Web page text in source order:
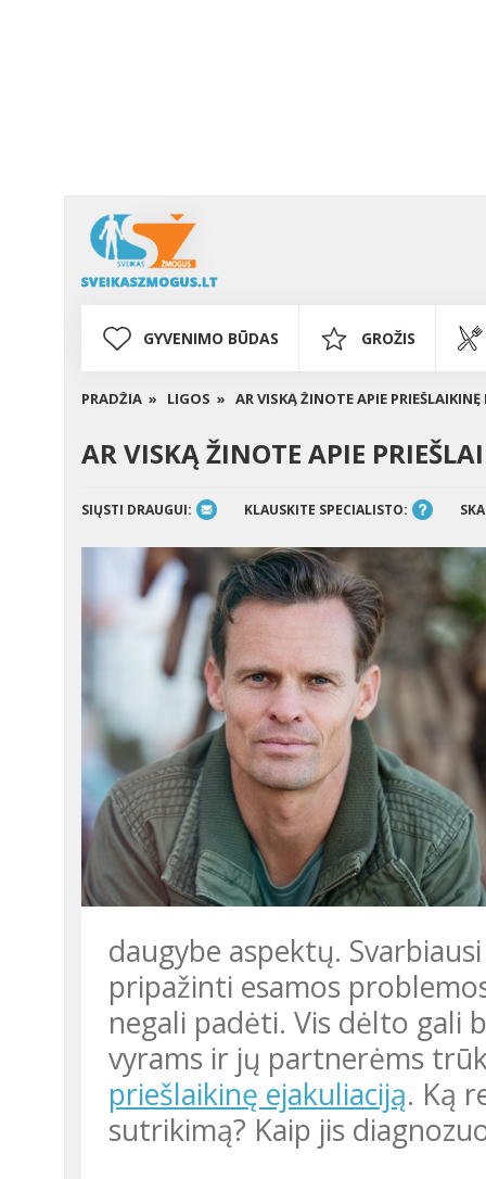
GYVENIMO BŪDAS GROŽIS
PRADŽIA » LIGOS » AR VISKĄ ŽINOTE APIE PRIEŠLAIKINĘ
AR VISKĄ ŽINOTE APIE
SIŲSTI DRAUGUI: KLAUSKITE SPECIALISTO:
daugybe aspektų.
pripažinti esamos
negali padėti. Vis dėlto gali
vyrams ir jų partnerėms
priešlaikinę ejakuliaciją. Ką
sutrikimą? Kaip jis